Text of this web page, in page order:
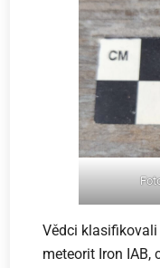
Vědci
meteorit Iron IAB,